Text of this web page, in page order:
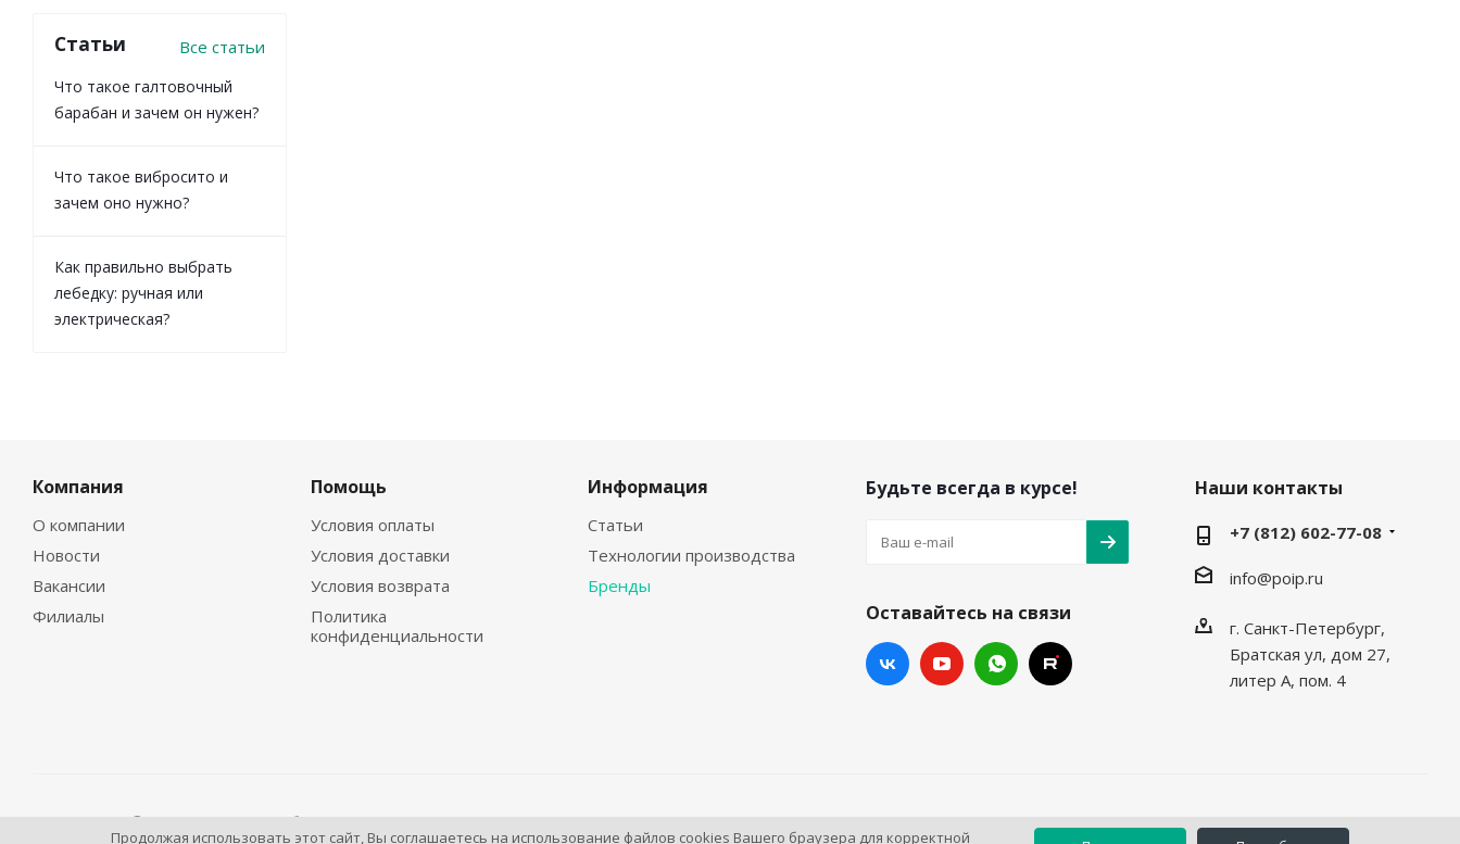
Статьи Все статьи
Что такое галтовочный
барабан и зачем он нужен?
Что такое вибросито и
зачем оно нужно?
Как правильно выбрать
лебедку: ручная или
электрическая?
Компания
О компании
Новости
Вакансии
Филиалы
Помощь
Условия оплаты
Условия доставки
Условия возврата
Политика
конфиденциальности
Информация
Статьи
Технологии производства
Бренды
Будьте всегда в курсе!
Оставайтесь на связи
Наши контакты
+7 (812) 602-77-08
info@poip.ru
г. Санкт-Петербург,
Братская ул, дом 27,
литер А, пом. 4
2009 - 2026 © Промышленное оборудование Интернет портал.
Продолжая использовать этот сайт, Вы соглашаетесь на использование файлов cookies Вашего браузера для корректной